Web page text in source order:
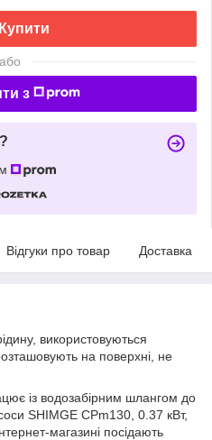
Купити
або
з
Відгуки про товар Доставка
використовуються
на поверхні, не
із водозабірним шлангом до
SHIMGE CPm130, 0.37 кВт,
магазині посідають